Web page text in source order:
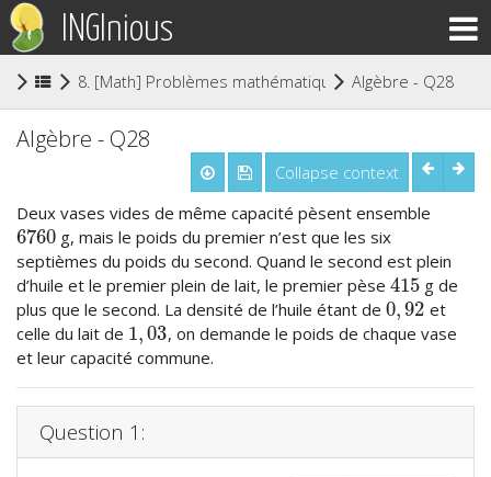
INGInious
8. [Math] Problèmes mathématiques (niveauAlgèbre - Q28
Algèbre - Q28
Collapse context
Deux vases vides de même capacité pèsent ensemble
6760
6760 g, mais le poids du premier n’est que les six
septièmes du poids du second. Quand le second est plein
d’huile et le premier plein de lait, le premier pèse 415
415 g de
plus que le second. La densité de l’huile étant de 0,92
0, 92 et
celle du lait de 1,03
1, 03 , on demande le poids de chaque vase
et leur capacité commune.
Question 1: